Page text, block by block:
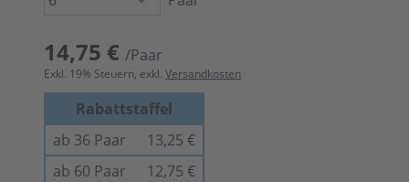
14,75 € /Paar
Exkl. 19% Steuern, exkl. Versandkosten
Rabattstaffel
ab 36 Paar
13,25 €
ab 60 Paar
12,75 €